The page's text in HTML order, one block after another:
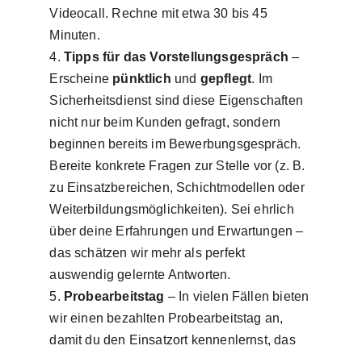
Videocall. Rechne mit etwa 30 bis 45
Minuten.
Tipps für das Vorstellungsgespräch –
Erscheine pünktlich und gepflegt. Im
Sicherheitsdienst sind diese Eigenschaften
nicht nur beim Kunden gefragt, sondern
beginnen bereits im Bewerbungsgespräch.
Bereite konkrete Fragen zur Stelle vor (z. B.
zu Einsatzbereichen, Schichtmodellen oder
Weiterbildungsmöglichkeiten). Sei ehrlich
über deine Erfahrungen und Erwartungen –
das schätzen wir mehr als perfekt
auswendig gelernte Antworten.
Probearbeitstag – In vielen Fällen bieten
wir einen bezahlten Probearbeitstag an,
damit du den Einsatzort kennenlernst, das